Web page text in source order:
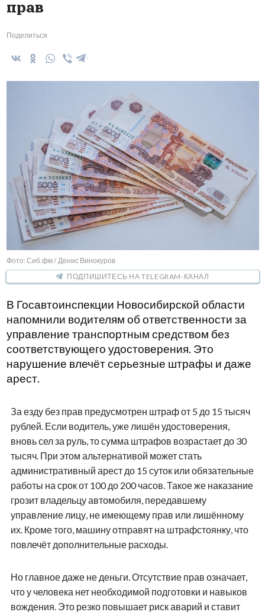
прав
Поделиться
Фото: Сиб.фм / Денис Винокуров
ПОДПИШИТЕСЬ НА TELEGRAM-КАНАЛ
В Госавтоинспекции Новосибирской области
напомнили водителям об ответственности за
управление транспортным средством без
соответствующего удостоверения. Это
нарушение влечёт серьезные штрафы и даже
арест.
За езду без прав предусмотрен штраф от 5 до 15 тысяч
рублей. Если водитель, уже лишён удостоверения,
вновь сел за руль, то сумма штрафов возрастает до 30
тысяч. При этом альтернативой может стать
административный арест до 15 суток или обязательные
работы на срок от 100 до 200 часов. Такое же наказание
грозит владельцу автомобиля, передавшему
управление лицу, не имеющему прав или лишённому
их. Кроме того, машину отправят на штрафстоянку, что
повлечёт дополнительные расходы.
Но главное даже не деньги. Отсутствие прав означает,
что у человека нет необходимой подготовки и навыков
вождения. Это резко повышает риск аварий и ставит